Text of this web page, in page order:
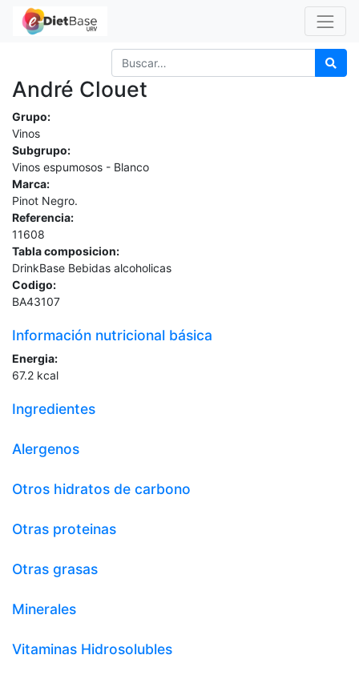
André Clouet
Grupo:
Vinos
Subgrupo:
Vinos espumosos - Blanco
Marca:
Pinot Negro.
Referencia:
11608
Tabla composicion:
DrinkBase Bebidas alcoholicas
Codigo:
BA43107
Información nutricional básica
Energia:
67.2 kcal
Ingredientes
Alergenos
Otros hidratos de carbono
Otras proteinas
Otras grasas
Minerales
Vitaminas Hidrosolubles